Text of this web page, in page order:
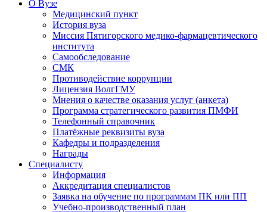
О Вузе
Медицинский пункт
История вуза
Миссия Пятигорского медико-фармацевтического
института
Самообследование
СМК
Противодействие коррупции
Лицензия ВолгГМУ
Мнения о качестве оказания услуг (анкета)
Программа стратегического развития ПМФИ
Телефонный справочник
Платёжные реквизиты вуза
Кафедры и подразделения
Награды
Специалисту
Информация
Аккредитация специалистов
Заявка на обучение по программам ПК или ПП
Учебно-производственный план